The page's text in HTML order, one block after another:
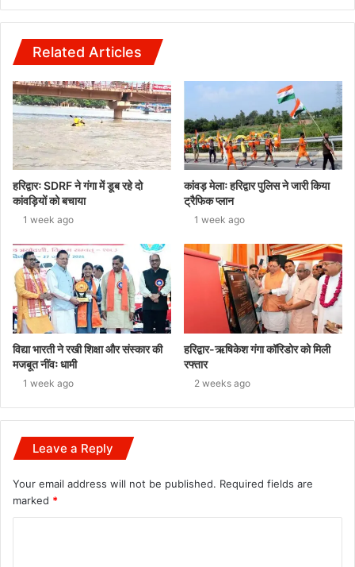
Related Articles
हरिद्वारः SDRF ने गंगा में डूब रहे दो
कांवड़ियों को बचाया
1 week ago
कांवड़ मेलाः हरिद्वार पुलिस ने जारी किया
ट्रैफिक प्लान
1 week ago
विद्या भारती ने रखी शिक्षा और संस्कार की
मजबूत नींवः धामी
1 week ago
हरिद्वार-ऋषिकेश गंगा कॉरिडोर को मिली
रफ्तार
2 weeks ago
Leave a Reply
Your email address will not be published. Required fields are
marked *